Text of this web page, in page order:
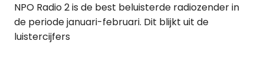
NPO Radio 2 is de best beluisterde radiozender in
de periode januari-februari. Dit blijkt uit de
luistercijfers